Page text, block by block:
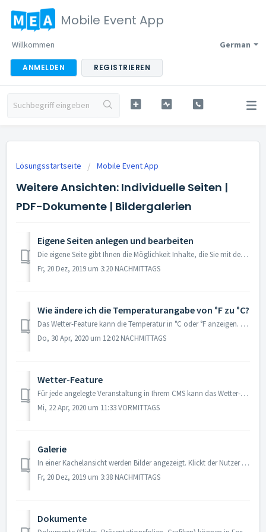
Mobile Event App
German
Willkommen
ANMELDEN REGISTRIEREN
Lösungsstartseite Mobile Event App
Weitere Ansichten: Individuelle Seiten |
PDF-Dokumente | Bildergalerien
Eigene Seiten anlegen und bearbeiten
Die eigene Seite gibt Ihnen die Möglichkeit Inhalte, die Sie mit den bereits vorhandenen Features nicht darstellen können, sehr individuell abzubilden. Eig...
Fr, 20 Dez, 2019 um 3:20 NACHMITTAGS
Wie ändere ich die Temperaturangabe von °F zu °C?
Das Wetter-Feature kann die Temperatur in °C oder °F anzeigen. Wird für eine Veranstaltung Englisch hinterlegt, wird die Temperatur standardmäßig in Fahrenh...
Do, 30 Apr, 2020 um 12:02 NACHMITTAGS
Wetter-Feature
Für jede angelegte Veranstaltung in Ihrem CMS kann das Wetter-Feature für den spezifischen Veranstaltungsort konfiguriert werden. 1. Wählen Sie die gew...
Mi, 22 Apr, 2020 um 11:33 VORMITTAGS
Galerie
In einer Kachelansicht werden Bilder angezeigt. Klickt der Nutzer auf ein Bild, öffnet dieses im Fullscreen-Modus und der Titel des Bildes wird angezeigt. ...
Fr, 20 Dez, 2019 um 3:38 NACHMITTAGS
Dokumente